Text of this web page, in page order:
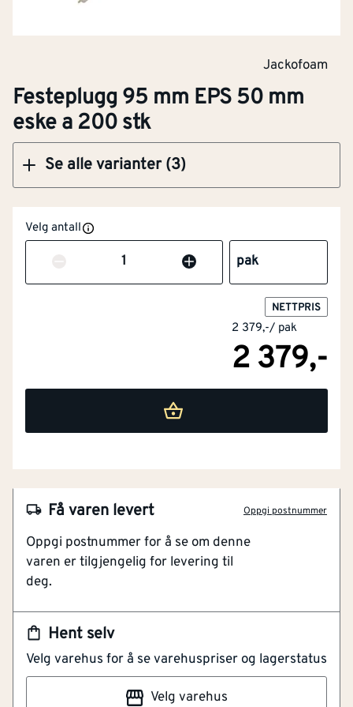
Jackofoam
Festeplugg 95 mm EPS 50 mm
eske a 200 stk
Se alle varianter (3)
Klikk og hent
Velg antall
Antall pak
NETTPRIS
2 379,-/ pak
2 379,-
Hent selv
Velg varehus for å se varehuspriser og lagerstatus
Velg varehus
Få varen levert Oppgi postnummer
Oppgi postnummer for å se om denne
varen er tilgjengelig for levering til
deg.
NOBB 51602475
101207786
BREEAM-NOR-6.0-Mat-02-Egendeklarering.pdf
Egendeklarering Breeam-NOR 6.0 Hea 02.pdf